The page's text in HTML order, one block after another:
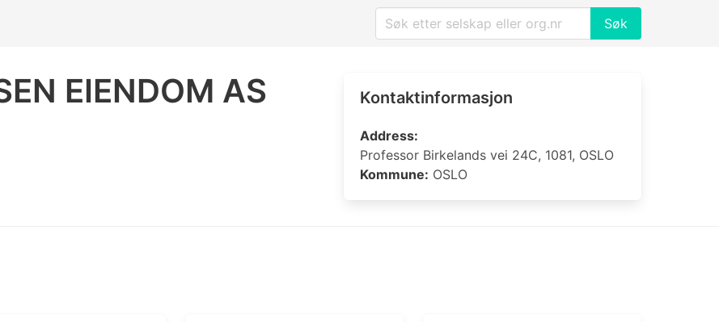
Søk
EIENDOM AS Kontaktinformasjon
Address:
Professor Birkelands vei 24C, 1081, OSLO
Kommune: OSLO